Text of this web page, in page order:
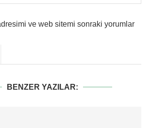
ve web sitemi sonraki yorumlar
BENZER YAZILAR: